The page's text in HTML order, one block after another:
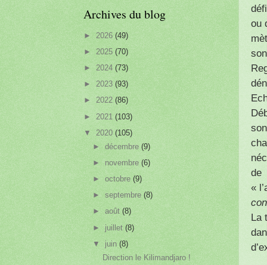
ou
de
«
La
Archives du blog
► 2026 (49)
► 2025 (70)
► 2024 (73)
► 2023 (93)
► 2022 (86)
► 2021 (103)
▼ 2020 (105)
►décembre(9)
► novembre(6)
►octobre(9)
►septembre(8)
►août(8)
► juillet(8)
▼ juin (8)
Direction le Kilimandjaro !